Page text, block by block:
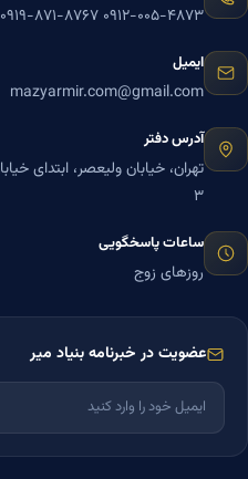
۰۹۱۲-۰۰۵-۴۸۷۳ ۰۹۱۹-۸۷۱-۸۷۶۷
ایمیل
mazyarmir.com@gmail.com
آدرس دفتر
۳
ساعات پاسخگویی
روزهای زوج
عضویت در خبرنامه بنیاد میر